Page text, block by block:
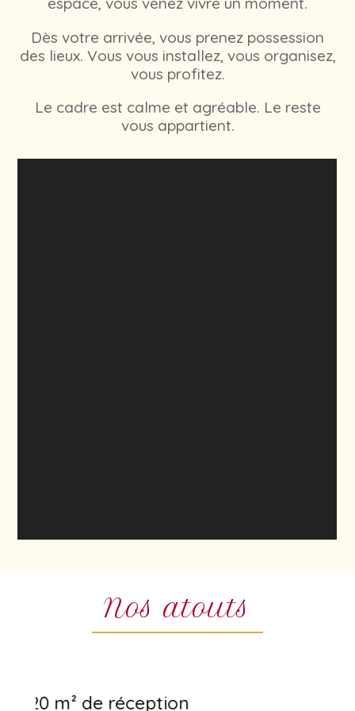
Dès votre arrivée, vous prenez possession
des lieux. Vous vous installez, vous organisez,
vous profitez.
Le cadre est calme et agréable. Le reste
vous appartient.
Nos atouts